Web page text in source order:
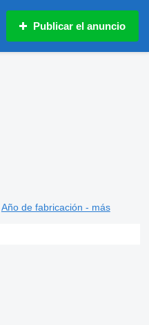
Publicar el anuncio
Año de fabricación - más